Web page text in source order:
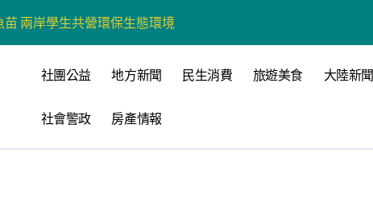
兩岸學生共營環保生態環境
線 打造數位選戰新平台 公開五大亮點
農文旅融合發展
載具條例互批 柯志恩：國民黨版才是「國防+產業」務實版
社團公益 地方新聞 民生消費 旅遊美食 大陸新聞
社會警政 房產情報